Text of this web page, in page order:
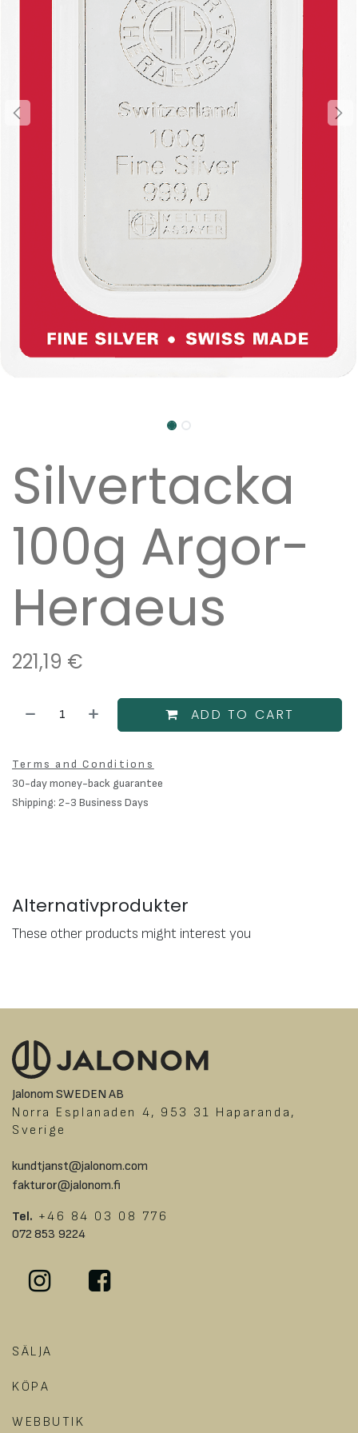
Silvertacka
100g Argor-
Heraeus
221,19 €
ADD TO CART
Terms and Conditions
30-day money-back guarantee
Shipping: 2-3 Business Days
Alternativprodukter
These other products might interest you
Jalonom SWEDEN AB
Norra Esplanaden 4, 953 31 Haparanda,
Sverige
kundtjanst@jalonom.com
fakturor@jalonom.fi
Tel. +46 84 03 08 776
072 853 9224
SÄLJA
KÖPA
WEBBUTIK